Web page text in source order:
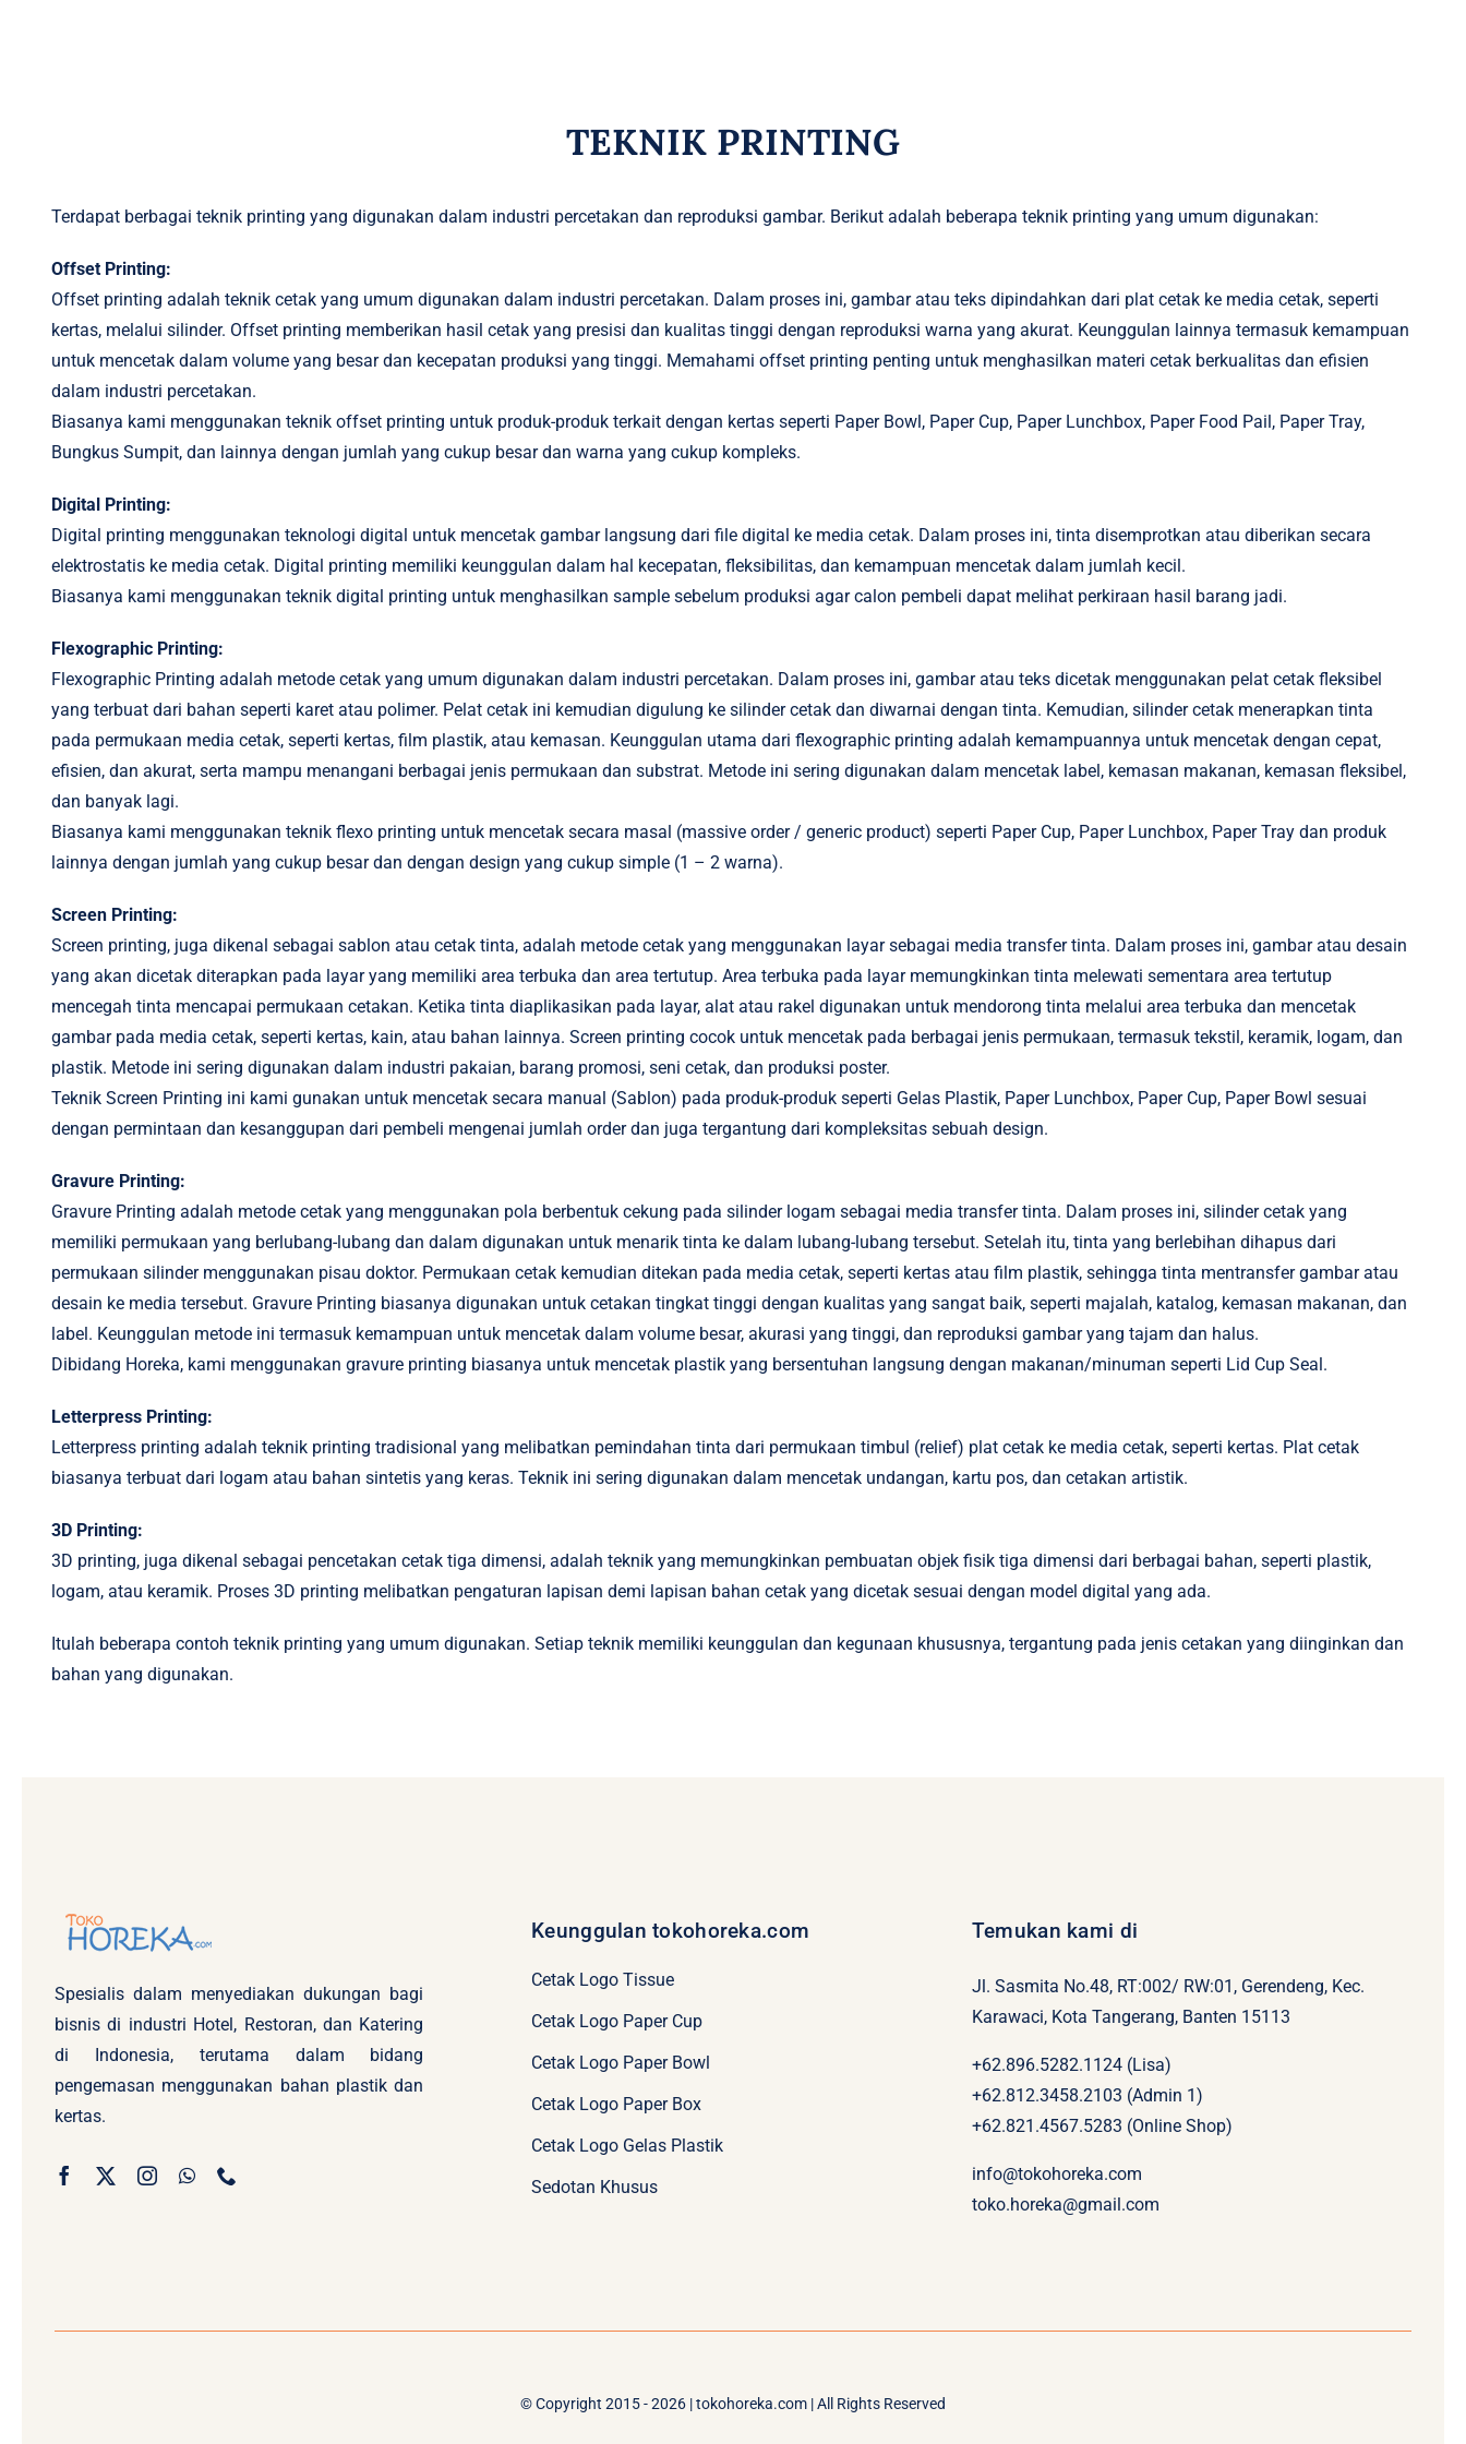
TEKNIK PRINTING
Terdapat berbagai teknik printing yang digunakan dalam industri percetakan dan reproduksi gambar. Berikut adalah beberapa teknik printing yang umum digunakan:
Offset Printing:
Offset printing adalah teknik cetak yang umum digunakan dalam industri percetakan. Dalam proses ini, gambar atau teks dipindahkan dari plat cetak ke media cetak, seperti
kertas, melalui silinder. Offset printing memberikan hasil cetak yang presisi dan kualitas tinggi dengan reproduksi warna yang akurat. Keunggulan lainnya termasuk kemampuan
untuk mencetak dalam volume yang besar dan kecepatan produksi yang tinggi. Memahami offset printing penting untuk menghasilkan materi cetak berkualitas dan efisien
dalam industri percetakan.
Biasanya kami menggunakan teknik offset printing untuk produk-produk terkait dengan kertas seperti Paper Bowl , Paper Cup, Paper Lunchbox, Paper Food Pail , Paper Tray,
Bungkus Sumpit, dan lainnya dengan jumlah yang cukup besar dan warna yang cukup kompleks.
Digital Printing:
Digital printing menggunakan teknologi digital untuk mencetak gambar langsung dari file digital ke media cetak. Dalam proses ini, tinta disemprotkan atau diberikan secara
elektrostatis ke media cetak. Digital printing memiliki keunggulan dalam hal kecepatan, fleksibilitas, dan kemampuan mencetak dalam jumlah kecil.
Biasanya kami menggunakan teknik digital printing untuk menghasilkan sample sebelum produksi agar calon pembeli dapat melihat perkiraan hasil barang jadi.
Flexographic Printing:
Flexographic Printing adalah metode cetak yang umum digunakan dalam industri percetakan. Dalam proses ini, gambar atau teks dicetak menggunakan pelat cetak fleksibel
yang terbuat dari bahan seperti karet atau polimer. Pelat cetak ini kemudian digulung ke silinder cetak dan diwarnai dengan tinta. Kemudian, silinder cetak menerapkan tinta
pada permukaan media cetak, seperti kertas, film plastik, atau kemasan. Keunggulan utama dari flexographic printing adalah kemampuannya untuk mencetak dengan cepat,
efisien, dan akurat, serta mampu menangani berbagai jenis permukaan dan substrat. Metode ini sering digunakan dalam mencetak label, kemasan makanan, kemasan fleksibel,
dan banyak lagi.
Biasanya kami menggunakan teknik flexo printing untuk mencetak secara masal (massive order / generic product) seperti Paper Cup, Paper Lunchbox, Paper Tray dan produk
lainnya dengan jumlah yang cukup besar dan dengan design yang cukup simple (1 – 2 warna).
Screen Printing:
Screen printing, juga dikenal sebagai sablon atau cetak tinta, adalah metode cetak yang menggunakan layar sebagai media transfer tinta. Dalam proses ini, gambar atau desain
yang akan dicetak diterapkan pada layar yang memiliki area terbuka dan area tertutup. Area terbuka pada layar memungkinkan tinta melewati sementara area tertutup
mencegah tinta mencapai permukaan cetakan. Ketika tinta diaplikasikan pada layar, alat atau rakel digunakan untuk mendorong tinta melalui area terbuka dan mencetak
gambar pada media cetak, seperti kertas, kain, atau bahan lainnya. Screen printing cocok untuk mencetak pada berbagai jenis permukaan, termasuk tekstil, keramik, logam, dan
plastik. Metode ini sering digunakan dalam industri pakaian, barang promosi, seni cetak, dan produksi poster.
Teknik Screen Printing ini kami gunakan untuk mencetak secara manual (Sablon) pada produk-produk seperti Gelas Plastik, Paper Lunchbox, Paper Cup, Paper Bowl sesuai
dengan permintaan dan kesanggupan dari pembeli mengenai jumlah order dan juga tergantung dari kompleksitas sebuah design.
Gravure Printing:
Gravure Printing adalah metode cetak yang menggunakan pola berbentuk cekung pada silinder logam sebagai media transfer tinta. Dalam proses ini, silinder cetak yang
memiliki permukaan yang berlubang-lubang dan dalam digunakan untuk menarik tinta ke dalam lubang-lubang tersebut. Setelah itu, tinta yang berlebihan dihapus dari
permukaan silinder menggunakan pisau doktor. Permukaan cetak kemudian ditekan pada media cetak, seperti kertas atau film plastik, sehingga tinta mentransfer gambar atau
desain ke media tersebut. Gravure Printing biasanya digunakan untuk cetakan tingkat tinggi dengan kualitas yang sangat baik, seperti majalah, katalog, kemasan makanan, dan
label. Keunggulan metode ini termasuk kemampuan untuk mencetak dalam volume besar, akurasi yang tinggi, dan reproduksi gambar yang tajam dan halus.
Dibidang Horeka, kami menggunakan gravure printing biasanya untuk mencetak plastik yang bersentuhan langsung dengan makanan/minuman seperti Lid Cup Seal.
Letterpress Printing:
Letterpress printing adalah teknik printing tradisional yang melibatkan pemindahan tinta dari permukaan timbul (relief) plat cetak ke media cetak, seperti kertas. Plat cetak
biasanya terbuat dari logam atau bahan sintetis yang keras. Teknik ini sering digunakan dalam mencetak undangan, kartu pos, dan cetakan artistik.
3D Printing:
3D printing, juga dikenal sebagai pencetakan cetak tiga dimensi, adalah teknik yang memungkinkan pembuatan objek fisik tiga dimensi dari berbagai bahan, seperti plastik,
logam, atau keramik. Proses 3D printing melibatkan pengaturan lapisan demi lapisan bahan cetak yang dicetak sesuai dengan model digital yang ada.
Itulah beberapa contoh teknik printing yang umum digunakan. Setiap teknik memiliki keunggulan dan kegunaan khususnya, tergantung pada jenis cetakan yang diinginkan dan
bahan yang digunakan.
Spesialis dalam menyediakan dukungan bagi
bisnis di industri Hotel, Restoran, dan Katering
di Indonesia, terutama dalam bidang
pengemasan menggunakan bahan plastik dan
kertas.
Keunggulan tokohoreka.com
Cetak Logo Tissue
Cetak Logo Paper Cup
Cetak Logo Paper Bowl
Cetak Logo Paper Box
Cetak Logo Gelas Plastik
Sedotan Khusus
Temukan kami di
Jl. Sasmita No.48, RT:002/ RW:01, Gerendeng, Kec.
Karawaci, Kota Tangerang, Banten 15113
+62.896.5282.1124 (Lisa)
+62.812.3458.2103 (Admin 1)
+62.821.4567.5283 (Online Shop)
info@tokohoreka.com
toko.horeka@gmail.com
© Copyright 2015 - 2026 | tokohoreka.com | All Rights Reserved